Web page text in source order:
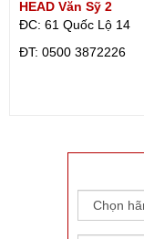
HEAD Văn Sỹ 2
ĐC: 61 Quốc Lộ 14
ÐT: 0500 3872226